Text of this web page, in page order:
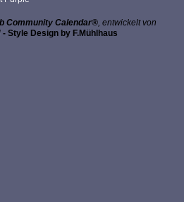
Community Calendar®, entwickelt von